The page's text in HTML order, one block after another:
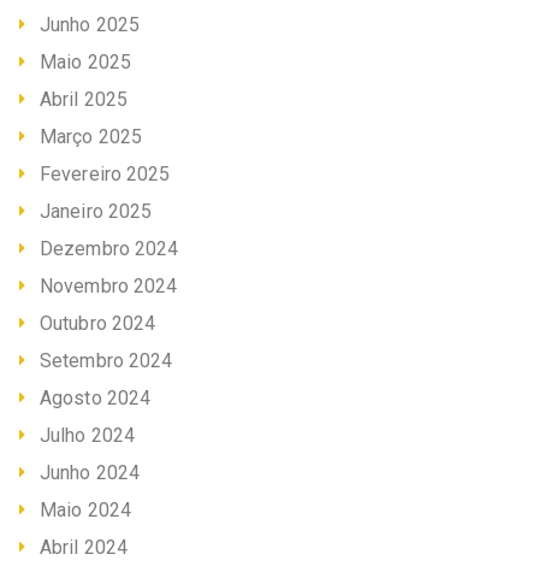
Junho 2025
Maio 2025
Abril 2025
Março 2025
Fevereiro 2025
Janeiro 2025
Dezembro 2024
Novembro 2024
Outubro 2024
Setembro 2024
Agosto 2024
Julho 2024
Junho 2024
Maio 2024
Abril 2024